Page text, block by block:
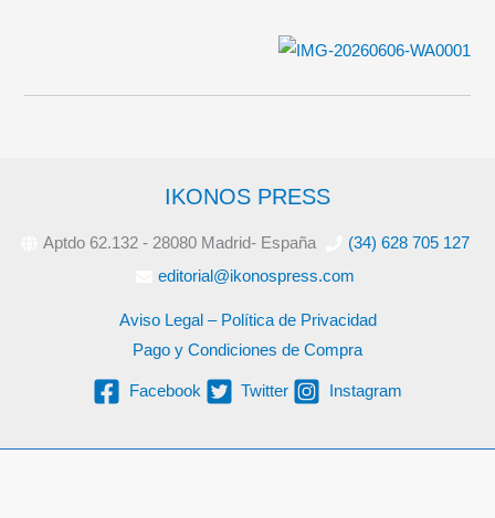
IKONOS PRESS
Aptdo 62.132 - 28080 Madrid- España
(34) 628 705 127
editorial@ikonospress.com
Aviso Legal – Política de Privacidad
Pago y Condiciones de Compra
Facebook Twitter Instagram